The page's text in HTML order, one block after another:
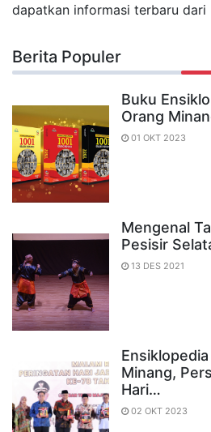
dapatkan informasi terbaru dari
Berita Populer
Buku
Orang
01 OKT 2023
Mengenal
Pesisir
13 DES 2021
Minang,
Hari…
02 OKT 2023